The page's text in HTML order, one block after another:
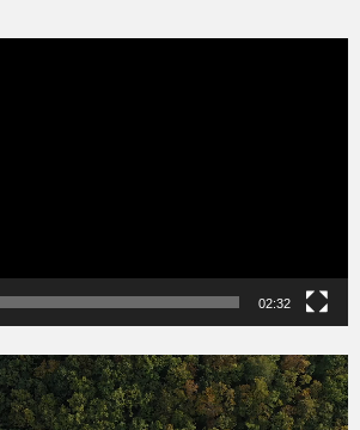
02:32